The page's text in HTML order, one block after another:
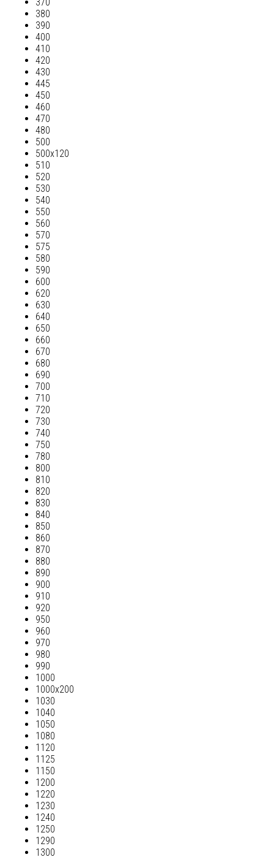
370
380
390
400
410
420
430
445
450
460
470
480
500
500х120
510
520
530
540
550
560
570
575
580
590
600
620
630
640
650
660
670
680
690
700
710
720
730
740
750
780
800
810
820
830
840
850
860
870
880
890
900
910
920
950
960
970
980
990
1000
1000х200
1030
1040
1050
1080
1120
1125
1150
1200
1220
1230
1240
1250
1290
1300